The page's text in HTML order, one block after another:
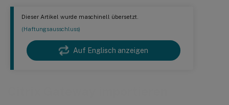
Dieser Artikel wurde maschinell übersetzt.
(Haftungsausschluss)
Auf Englisch anzeigen